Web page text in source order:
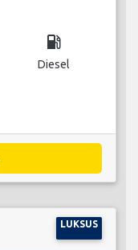
local_gas_station
Diesel
LUKSUS